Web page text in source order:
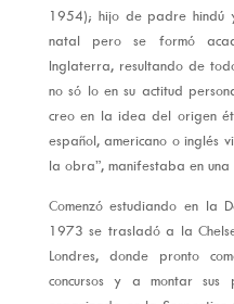
1954); hijo de padre hindú
natal pero se formó
Inglaterra, resultando de
no só lo en su actitud
creo en la idea del origen
español, americano o inglés
la obra”, manifestaba en una
Comenzó estudiando en la
1973 se trasladó a la
Londres, donde pronto
concursos y a montar sus